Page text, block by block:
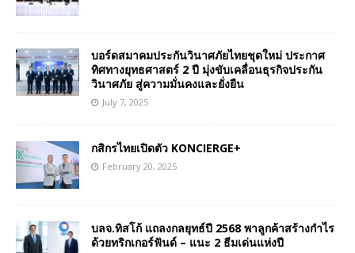
บอร์ดสมาคมประกันวินาศภัยไทยชุดใหม่ ประกาศ
ทิศทางยุทธศาสตร์ 2 ปี มุ่งขับเคลื่อนธุรกิจประกัน
วินาศภัย สู่ความมั่นคงและยั่งยืน
July 7, 2025
กสิกรไทยเปิดตัว KONCIERGE+
February 20, 2025
บลจ.ทิสโก้ แถลงกลยุทธ์ปี 2568 พาลูกค้าสร้างกำไร
ด้วยทริกเกอร์ฟันด์ – แนะ 2 ธีมเด่นแห่งปี